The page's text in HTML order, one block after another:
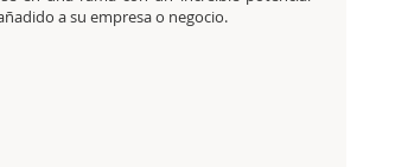
a su empresa o negocio.